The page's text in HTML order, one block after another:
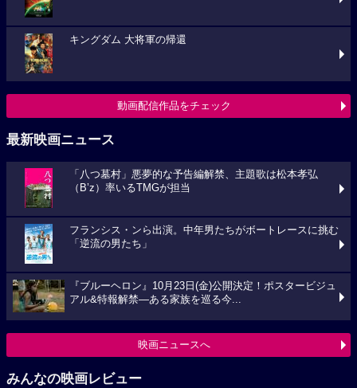
キングダム 大将軍の帰還
動画配信作品をチェック
最新映画ニュース
「八つ墓村」悪夢的な予告編解禁、主題歌は松本孝弘
（B’z）率いるTMGが担当
フランシス・ンら出演。中年男たちがボートレースに挑む
「逆流の男たち」
『ブルーヘロン』10月23日(金)公開決定！ポスタービジュ
アル&特報解禁―ある家族を巡る今...
映画ニュースへ
みんなの映画レビュー